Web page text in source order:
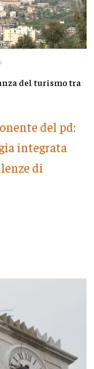
del turismo tra
del pd:
integrata
di